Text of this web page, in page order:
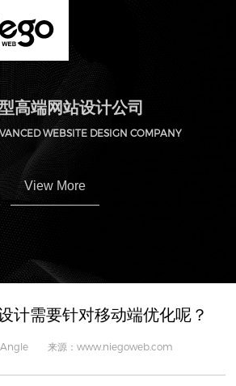
高端网站设计公司
WEBSITE DESIGN COMPANY
View More
计需要针对移动端优化呢？
来源：www.niegoweb.com